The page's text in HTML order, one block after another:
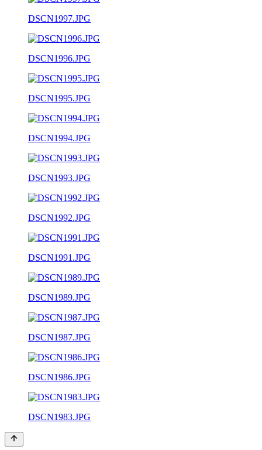
DSCN1997.JPG
DSCN1996.JPG
DSCN1995.JPG
DSCN1994.JPG
DSCN1993.JPG
DSCN1992.JPG
DSCN1991.JPG
DSCN1989.JPG
DSCN1987.JPG
DSCN1986.JPG
DSCN1983.JPG